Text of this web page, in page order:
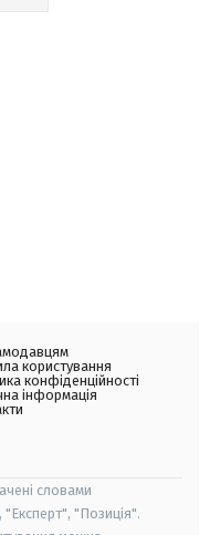
користування
конфіденційності
інформація
словами
"Позиція".